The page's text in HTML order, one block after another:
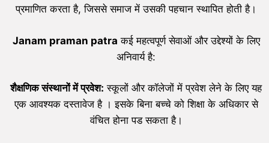
प्रमाणित करता है, जिससे समाज में उसकी पहचान स्थापित होती है।
Janam praman patra कई महत्वपूर्ण सेवाओं और उद्देश्यों के लिए
अनिवार्य है:
शैक्षणिक संस्थानों में प्रवेश: स्कूलों और कॉलेजों में प्रवेश लेने के लिए यह
एक आवश्यक दस्तावेज है । इसके बिना बच्चे को शिक्षा के अधिकार से
वंचित होना पड सकता है।